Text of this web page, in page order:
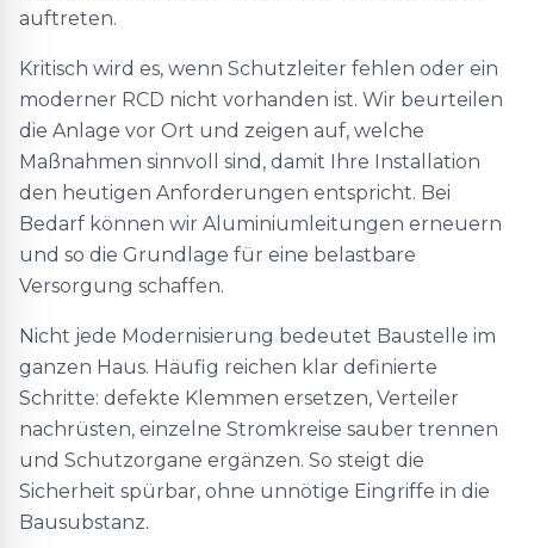
auftreten.
Kritisch wird es, wenn Schutzleiter fehlen oder ein
moderner RCD nicht vorhanden ist. Wir beurteilen
die Anlage vor Ort und zeigen auf, welche
Maßnahmen sinnvoll sind, damit Ihre Installation
den heutigen Anforderungen entspricht. Bei
Bedarf können wir Aluminiumleitungen erneuern
und so die Grundlage für eine belastbare
Versorgung schaffen.
Nicht jede Modernisierung bedeutet Baustelle im
ganzen Haus. Häufig reichen klar definierte
Schritte: defekte Klemmen ersetzen, Verteiler
nachrüsten, einzelne Stromkreise sauber trennen
und Schutzorgane ergänzen. So steigt die
Sicherheit spürbar, ohne unnötige Eingriffe in die
Bausubstanz.